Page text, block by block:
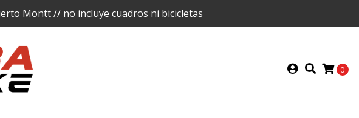
Montt // no incluye cuadros ni bicicletas
0